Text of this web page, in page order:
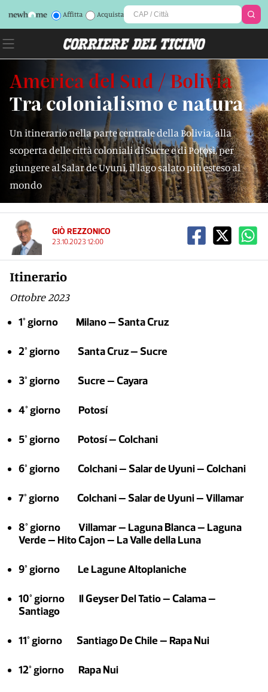
Affitta Acquista
America del Sud / Bolivia
Tra colonialismo e natura
Un itinerario nella parte centrale della Bolivia, alla
scoperta delle città coloniali di Sucre e di Potosì, per
giungere al Salar de Uyuni, il lago salato più esteso al
mondo
GIÒ REZZONICO
23.10.2023 12:00
Itinerario
Ottobre 2023
1° giorno Milano – Santa Cruz
2° giorno Santa Cruz – Sucre
3° giorno Sucre – Cayara
4° giorno Potosí
5° giorno Potosí – Colchani
6° giorno Colchani – Salar de Uyuni – Colchani
7° giorno Colchani – Salar de Uyuni – Villamar
8° giorno Villamar – Laguna Blanca – Laguna
Verde – Hito Cajon – La Valle della Luna
9° giorno Le Lagune Altoplaniche
10° giorno Il Geyser Del Tatio – Calama –
Santiago
11° giorno Santiago De Chile – Rapa Nui
12° giorno Rapa Nui